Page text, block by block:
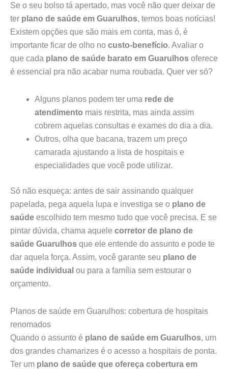
Se o seu bolso tá apertado, mas você não quer deixar de
ter plano de saúde em Guarulhos, temos boas notícias!
Existem opções que são mais em conta, mas ó, é
importante ficar de olho no custo-benefício. Avaliar o
que cada plano de saúde barato em Guarulhos oferece
é essencial pra não acabar numa roubada. Quer ver só?
Alguns planos podem ter uma rede de
atendimento mais restrita, mas ainda assim
cobrem aquelas consultas e exames do dia a dia.
Outros, olha que bacana, trazem um preço
camarada ajustando a lista de hospitais e
especialidades que você pode utilizar.
Só não esqueça: antes de sair assinando qualquer
papelada, pega aquela lupa e investiga se o plano de
saúde escolhido tem mesmo tudo que você precisa. E se
pintar dúvida, chama aquele corretor de plano de
saúde Guarulhos que ele entende do assunto e pode te
dar aquela força. Assim, você garante seu plano de
saúde individual ou para a família sem estourar o
orçamento.
Planos de saúde em Guarulhos: cobertura de hospitais
renomados
Quando o assunto é plano de saúde em Guarulhos, um
dos grandes chamarizes é o acesso a hospitais de ponta.
Ter um plano de saúde que ofereça cobertura em